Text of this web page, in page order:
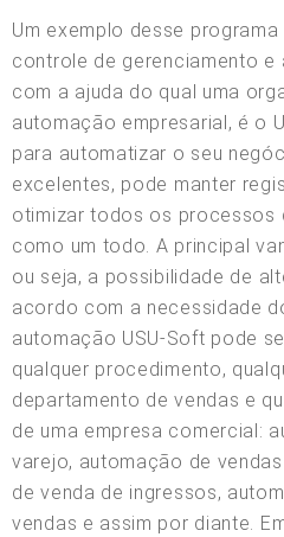
Um exemplo desse
controle de gerenciamento e
com a ajuda do qual uma
automação empresarial, é o
para automatizar o seu
excelentes, pode manter
otimizar todos os processos
como um todo. A principal
ou seja, a possibilidade de
acordo com a necessidade
automação USU-Soft pode
qualquer procedimento,
departamento de vendas e
de uma empresa comercial:
varejo, automação de
de venda de ingressos,
vendas e assim por diante.